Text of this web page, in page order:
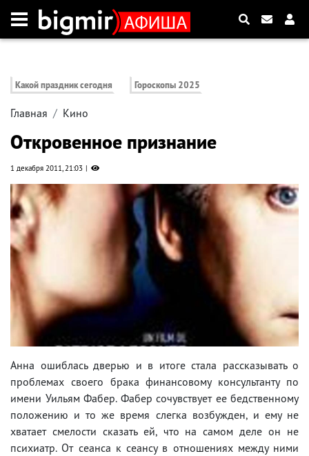
Какой праздник сегодня Гороскопы 2025
Главная Кино
Откровенное признание
1 декабря 2011, 21:03
Анна ошиблась дверью и в итоге стала рассказывать о
проблемах своего брака финансовому консультанту по
имени Уильям Фабер. Фабер сочувствует ее бедственному
положению и то же время слегка возбужден, и ему не
хватает смелости сказать ей, что на самом деле он не
психиатр. От сеанса к сеансу в отношениях между ними